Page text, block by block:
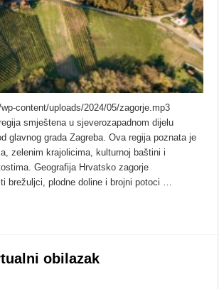
content/uploads/2024/05/zagorje.mp3
smještena u sjeverozapadnom dijelu
glavnog grada Zagreba. Ova regija poznata je
zelenim krajolicima, kulturnoj baštini i
Geografija Hrvatsko zagorje
brežuljci, plodne doline i brojni potoci …
obilazak